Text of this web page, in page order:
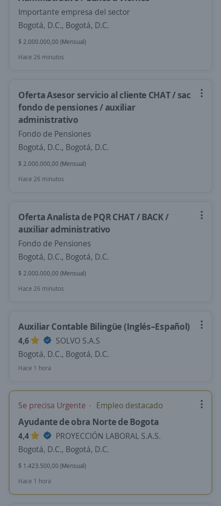
Importante empresa del sector
Bogotá, D.C., Bogotá, D.C.
$ 2.000.000,00 (Mensual)
Hace 26 minutos
Oferta Asesor servicio al cliente CHAT / sac
fondo de pensiones / auxiliar
administrativo
Fondo de Pensiones
Bogotá, D.C., Bogotá, D.C.
$ 2.000.000,00 (Mensual)
Hace 26 minutos
Oferta Analista de PQR CHAT / BACK /
auxiliar administrativo
Fondo de Pensiones
Bogotá, D.C., Bogotá, D.C.
$ 2.000.000,00 (Mensual)
Hace 26 minutos
Auxiliar Contable Bilingüe (Inglés–Español)
4,6
SOLVO S.A.S
Bogotá, D.C., Bogotá, D.C.
Hace 1 hora
Se precisa Urgente Empleo destacado
Ayudante de obra Norte de Bogota
4,4
PROYECCIÓN LABORAL S.A.S.
Bogotá, D.C., Bogotá, D.C.
$ 1.423.500,00 (Mensual)
Hace 1 hora